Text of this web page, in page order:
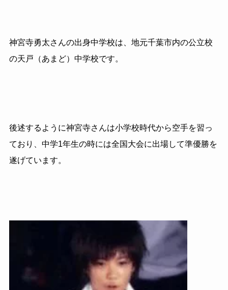
神宮寺勇太さんの出身中学校は、地元千葉市内の公立校
の天戸（あまど）中学校です。
後述するように神宮寺さんは小学校時代から空手を習っ
ており、中学1年生の時には全国大会に出場して準優勝を
遂げています。